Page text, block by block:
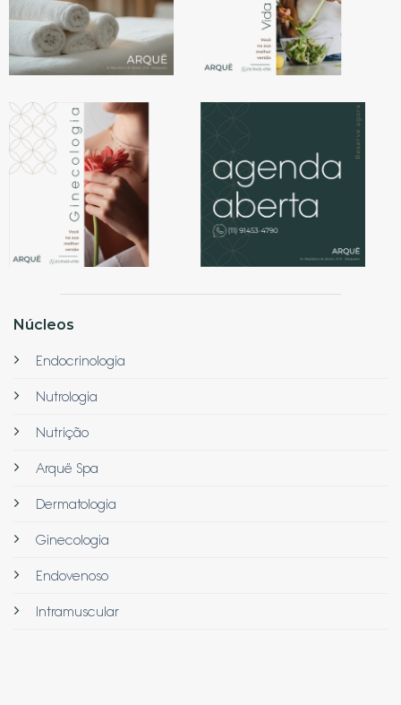
Núcleos
Endocrinologia
Nutrologia
Nutrição
Arquë Spa
Dermatologia
Ginecologia
Endovenoso
Intramuscular